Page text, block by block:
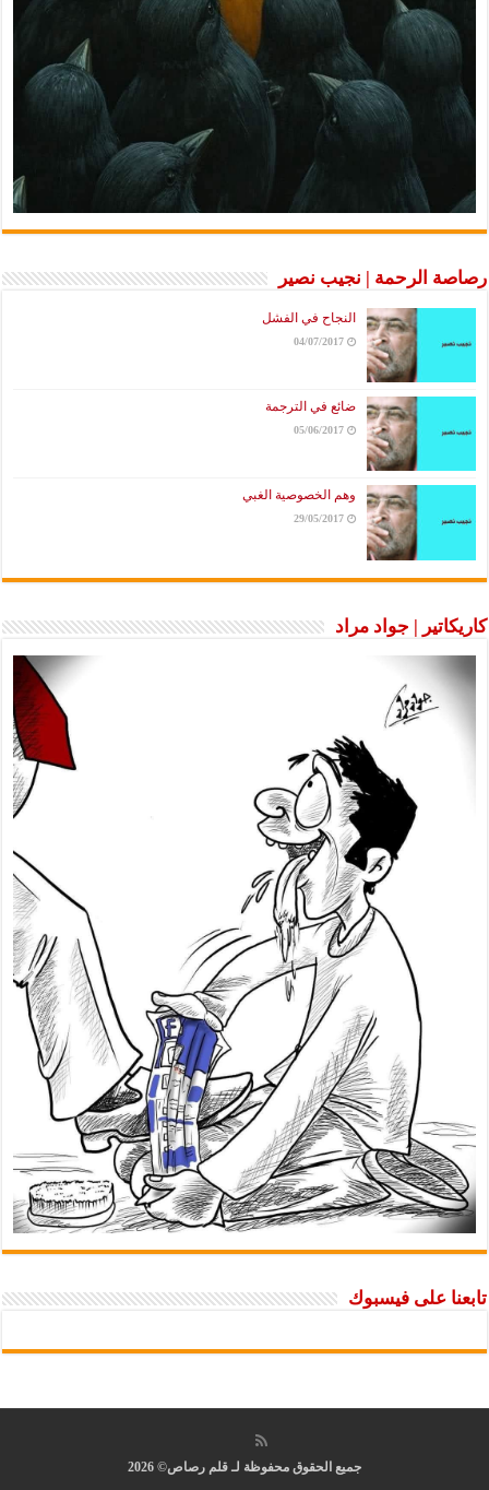
رصاصة الرحمة | نجيب نصير
النجاح في الفشل
04/07/2017
ضائع في الترجمة
05/06/2017
وهم الخصوصية الغبي
29/05/2017
كاريكاتير | جواد مراد
تابعنا على فيسبوك
جميع الحقوق محفوظة لـ قلم رصاص© 2026